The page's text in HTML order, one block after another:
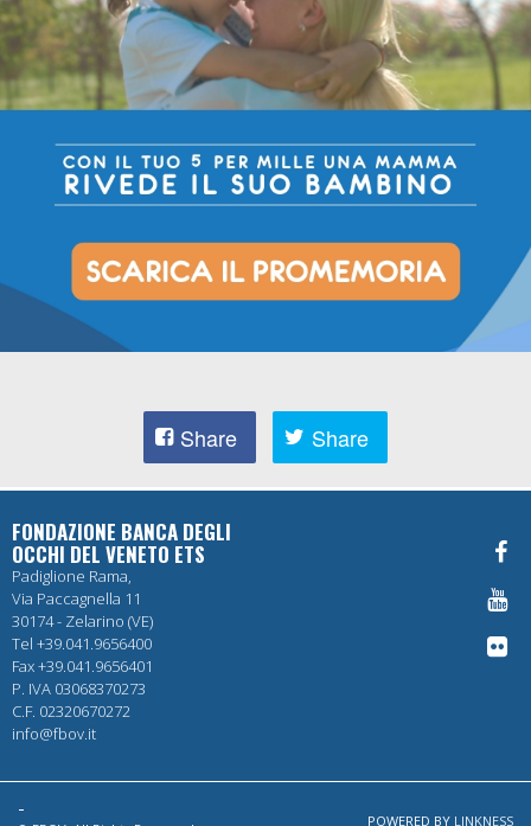
Share Share
FONDAZIONE BANCA DEGLI
OCCHI DEL VENETO ETS
Padiglione Rama,
Via Paccagnella 11
30174 - Zelarino (VE)
Tel +39.041.9656400
Fax +39.041.9656401
P. IVA 03068370273
C.F. 02320670272
info@fbov.it
-
POWERED BY LINKNESS